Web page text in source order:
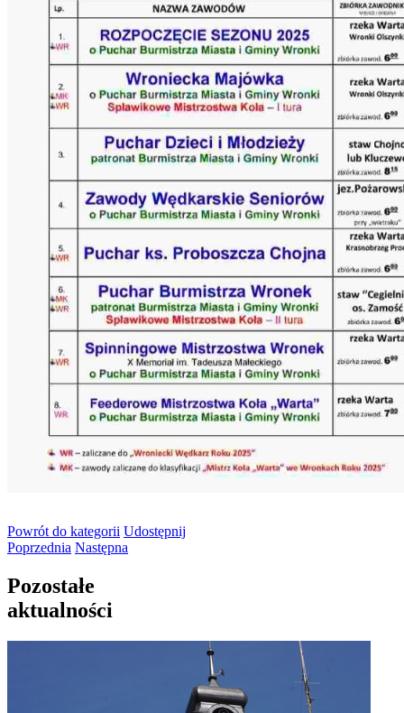
Powrót do kategorii Udostępnij
Poprzednia Następna
Pozostałe
aktualności